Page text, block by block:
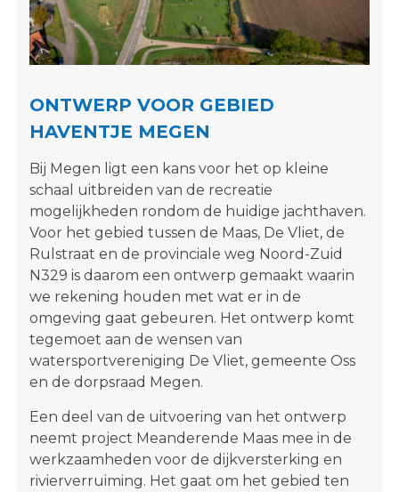
ONTWERP VOOR GEBIED
HAVENTJE MEGEN
Bij Megen ligt een kans voor het op kleine
schaal uitbreiden van de recreatie
mogelijkheden rondom de huidige jachthaven.
Voor het gebied tussen de Maas, De Vliet, de
Rulstraat en de provinciale weg Noord-Zuid
N329 is daarom een ontwerp gemaakt waarin
we rekening houden met wat er in de
omgeving gaat gebeuren. Het ontwerp komt
tegemoet aan de wensen van
watersportvereniging De Vliet, gemeente Oss
en de dorpsraad Megen.
Een deel van de uitvoering van het ontwerp
neemt project Meanderende Maas mee in de
werkzaamheden voor de dijkversterking en
rivierverruiming. Het gaat om het gebied ten